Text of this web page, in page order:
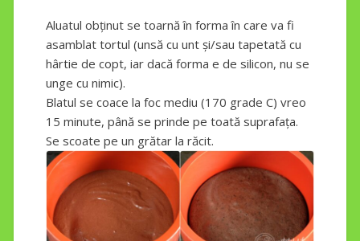
Aluatul obținut se toarnă în forma în care va fi
asamblat tortul (unsă cu unt și/sau tapetată cu
hârtie de copt, iar dacă forma e de silicon, nu se
unge cu nimic).
Blatul se coace la foc mediu (170 grade C) vreo
15 minute, până se prinde pe toată suprafața.
Se scoate pe un grătar la răcit.